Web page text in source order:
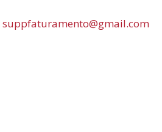
suppfaturamento@gmail.com